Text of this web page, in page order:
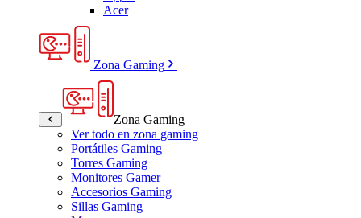
Acer
Zona Gaming
Zona Gaming
Ver todo en zona gaming
Portátiles Gaming
Torres Gaming
Monitores Gamer
Accesorios Gaming
Sillas Gaming